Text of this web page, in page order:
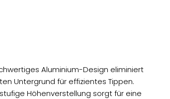
Aluminium-Design eliminiert
Untergrund für effizientes Tippen.
Höhenverstellung sorgt für eine